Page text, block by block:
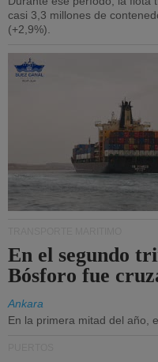
casi 3,3 millones de
(+2,9%).
En el segundo
Bósforo fue
Ankara
En la primera mitad del año,